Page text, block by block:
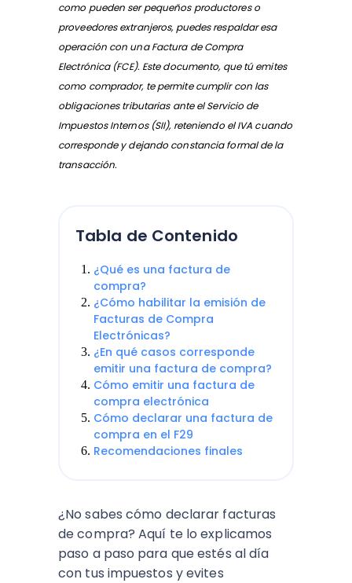
como pueden ser pequeños productores o
proveedores extranjeros, puedes respaldar esa
operación con una Factura de Compra
Electrónica (FCE). Este documento, que tú emites
como comprador, te permite cumplir con las
obligaciones tributarias ante el Servicio de
Impuestos Internos (SII), reteniendo el IVA cuando
corresponde y dejando constancia formal de la
transacción.
Tabla de Contenido
¿Qué es una factura de
compra?
¿Cómo habilitar la emisión de
Facturas de Compra
Electrónicas?
¿En qué casos corresponde
emitir una factura de compra?
Cómo emitir una factura de
compra electrónica
Cómo declarar una factura de
compra en el F29
Recomendaciones finales
¿No sabes cómo declarar facturas
de compra? Aquí te lo explicamos
paso a paso para que estés al día
con tus impuestos y evites